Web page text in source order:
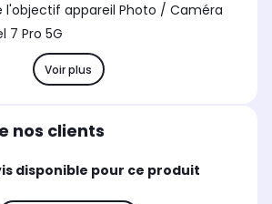
l'objectif appareil Photo / Caméra
7 Pro 5G
Voir plus
nos clients
disponible pour ce produit